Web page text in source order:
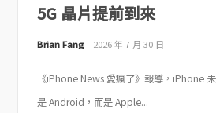
5G 晶片提前到來
Brian Fang 2026 年 7 月 30 日
《iPhone News 愛瘋了》報導，iPhone
是 Android，而是 Apple...